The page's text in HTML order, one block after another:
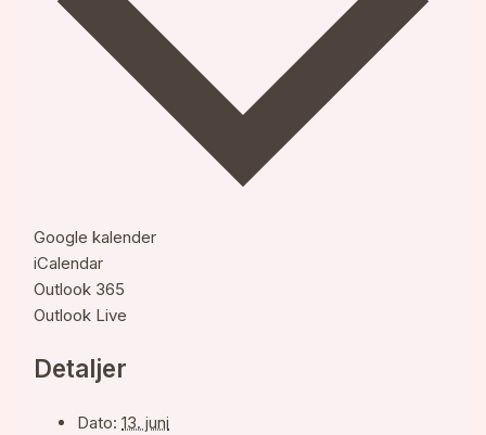
Google kalender
iCalendar
Outlook 365
Outlook Live
Detaljer
Dato: 13. juni